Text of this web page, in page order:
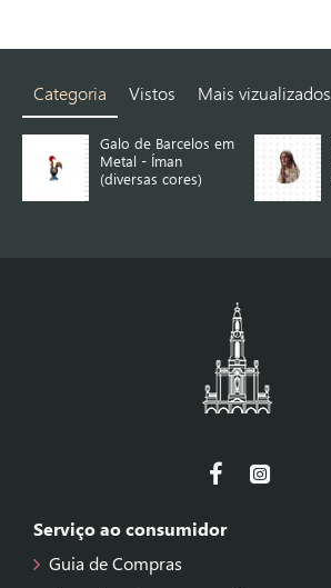
Categoria Vistos Mais vizualizados
Galo de Barcelos em
Metal - Íman
(diversas cores)
Serviço ao consumidor
Guia de Compras